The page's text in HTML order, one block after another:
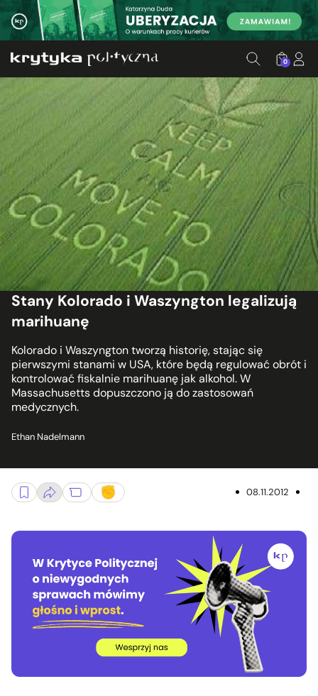
0
Stany Kolorado i Waszyngton legalizują
marihuanę
Kolorado i Waszyngton tworzą historię, stając się
pierwszymi stanami w USA, które będą regulować obrót i
kontrolować fiskalnie marihuanę jak alkohol. W
Massachusetts dopuszczono ją do zastosowań
medycznych.
Ethan Nadelmann
08.11.2012